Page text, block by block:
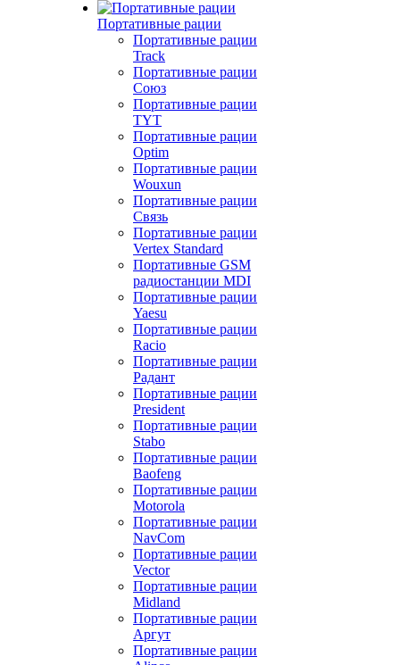
Портативные рации
Портативные рации
Track
Портативные рации
Союз
Портативные рации
TYT
Портативные рации
Optim
Портативные рации
Wouxun
Портативные рации
Связь
Портативные рации
Vertex Standard
Портативные GSM
радиостанции MDI
Портативные рации
Yaesu
Портативные рации
Racio
Портативные рации
Радант
Портативные рации
President
Портативные рации
Stabo
Портативные рации
Baofeng
Портативные рации
Motorola
Портативные рации
NavCom
Портативные рации
Vector
Портативные рации
Midland
Портативные рации
Аргут
Портативные рации